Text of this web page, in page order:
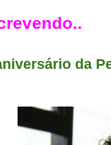
da